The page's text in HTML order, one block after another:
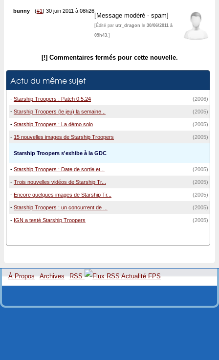
bunny - (#1) 30 juin 2011 à 08h26
[Message modéré - spam]
[Édité par utr_dragon le 30/06/2011 à
09h43.]
[!] Commentaires fermés pour cette nouvelle.
Actu du même sujet
- Starship Troopers : Patch 0.5.24 (2006)
- Starship Troopers (le jeu) la semaine... (2005)
- Starship Troopers : La démo solo (2005)
- 15 nouvelles images de Starship Troopers (2005)
Starship Troopers s'exhibe à la GDC
- Starship Troopers : Date de sortie et... (2005)
- Trois nouvelles vidéos de Starship Tr... (2005)
- Encore quelques images de Starship Tr... (2005)
- Starship Troopers : un concurrent de ... (2005)
- IGN a testé Starship Troopers (2005)
À Propos Archives RSS